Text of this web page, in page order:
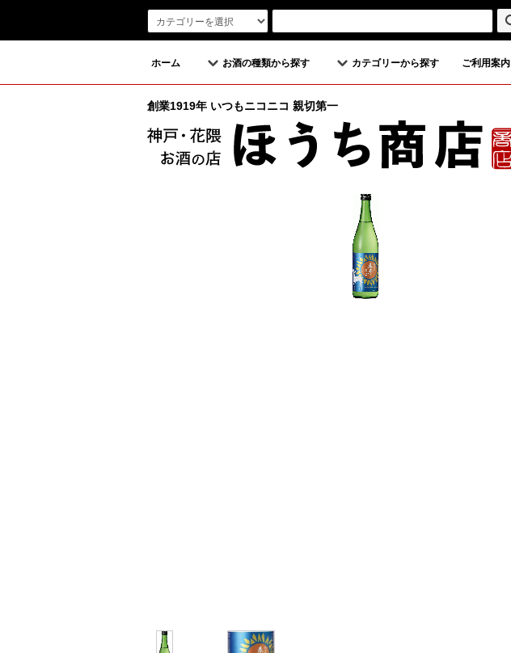
ホーム お酒の種類から探す カテゴリーから探す ご利用案内
創業1919年 いつもニコニコ 親切第一